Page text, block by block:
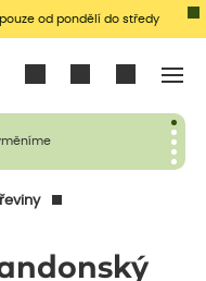
od pondělí do středy